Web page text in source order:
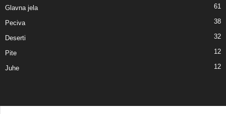
Glavna jela 61
Peciva 38
Deserti 32
Pite 12
Juhe 12